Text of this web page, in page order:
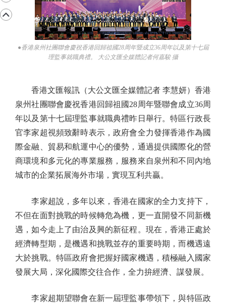
●香港泉州社團聯會慶祝香港回歸祖國28周年暨成立36周年以及第十七屆
理監事就職典禮。 大公文匯全媒體記者何嘉駿 攝
香港文匯報訊（大公文匯全媒體記者 李慧妍）香港
泉州社團聯會慶祝香港回歸祖國28周年暨聯會成立36周
年以及第十七屆理監事就職典禮昨日舉行。特區行政長
官李家超視頻致辭時表示，政府會全力發揮香港作為國
際金融、貿易和航運中心的優勢，通過提供國際化的營
商環境和多元化的專業服務，服務來自泉州和不同內地
城市的企業拓展海外市場，實現互利共贏。
李家超說，多年以來，香港在國家的全力支持下，
不但在面對挑戰的時候轉危為機，更一直開發不同新機
遇，如今走上了由治及興的新征程。現在，香港正處於
經濟轉型期，是機遇和挑戰並存的重要時期，而機遇遠
大於挑戰。特區政府會把握好國家機遇，積極融入國家
發展大局，深化國際交往合作，全力拚經濟、謀發展。
李家超期望聯會在新一屆理監事帶領下，與特區政